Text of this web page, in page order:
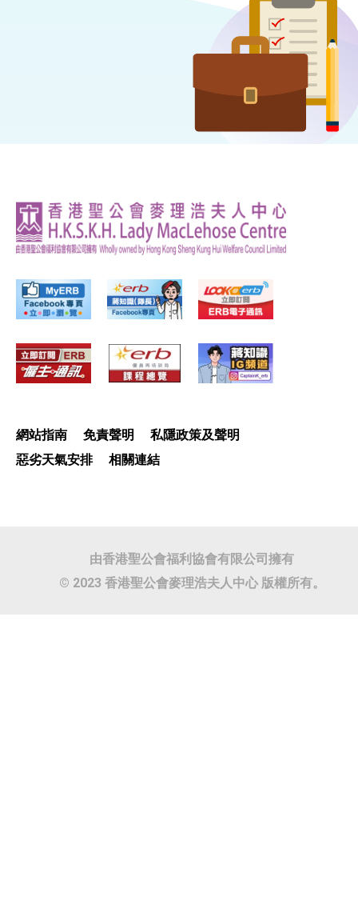
網站指南 免責聲明
私隱政策及聲明
惡劣天氣安排
相關連結
由香港聖公會福利協會有限公司擁有
© 2023 香港聖公會麥理浩夫人中心 版權所有。